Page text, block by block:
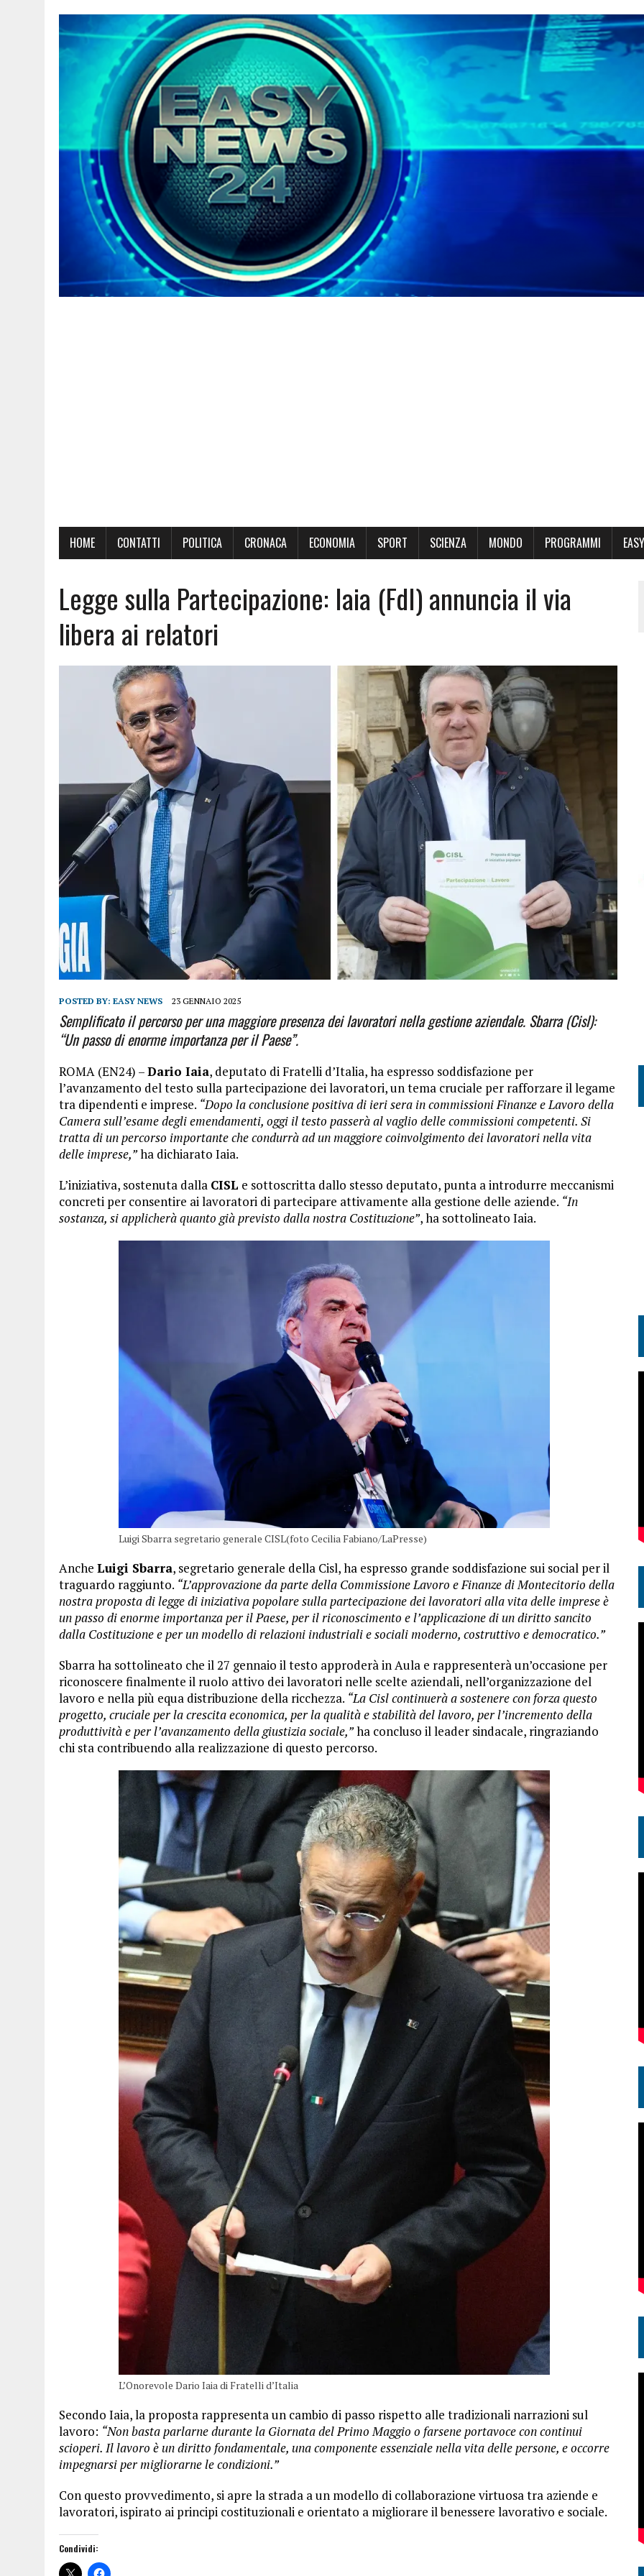
HOME CONTATTI POLITICA CRONACA ECONOMIA SPORT SCIENZA MONDO PROGRAMMI
Legge sulla Partecipazione: Iaia (FdI) annuncia il via
libera ai relatori
POSTED BY: EASY NEWS 23 GENNAIO 2025
Semplificato il percorso per una maggiore presenza dei lavoratori nella gestione aziendale. Sbarra (Cisl):
“Un passo di enorme importanza per il Paese”.
ROMA (EN24) –Dario Iaia, deputato di Fratelli d’Italia, ha espresso soddisfazione per
l’avanzamento del testo sulla partecipazione dei lavoratori, un tema cruciale per rafforzare il legame
tra dipendenti e imprese. “Dopo la conclusione positiva di ieri sera in commissioni Finanze e Lavoro della
Camera sull’esame degli emendamenti, oggi il testo passerà al vaglio delle commissioni competenti. Si
tratta di un percorso importante che condurrà ad un maggiore coinvolgimento dei lavoratori nella vita
delle imprese,”ha dichiarato Iaia.
L’iniziativa, sostenuta dalla CISL e sottoscritta dallo stesso deputato, punta a introdurre meccanismi
concreti per consentire ai lavoratori di partecipare attivamente alla gestione delle aziende. “In
sostanza, si applicherà quanto già previsto dalla nostra Costituzione”, ha sottolineato Iaia.
Luigi Sbarra segretario generale CISL(foto Cecilia Fabiano/LaPresse)
Anche Luigi Sbarra, segretario generale della Cisl, ha espresso grande soddisfazione sui social per il
traguardo raggiunto. “L’approvazione da parte della Commissione Lavoro e Finanze di Montecitorio della
nostra proposta di legge di iniziativa popolare sulla partecipazione dei lavoratori alla vita delle imprese è
un passo di enorme importanza per il Paese, per il riconoscimento e l’applicazione di un diritto sancito
dalla Costituzione e per un modello di relazioni industriali e sociali moderno, costruttivo e democratico.”
Sbarra ha sottolineato che il 27 gennaio il testo approderà in Aula e rappresenterà un’occasione per
riconoscere finalmente il ruolo attivo dei lavoratori nelle scelte aziendali, nell’organizzazione del
lavoro e nella più equa distribuzione della ricchezza. “La Cisl continuerà a sostenere con forza questo
progetto, cruciale per la crescita economica, per la qualità e stabilità del lavoro, per l’incremento della
produttività e per l’avanzamento della giustizia sociale,”ha concluso il leader sindacale, ringraziando
chi sta contribuendo alla realizzazione di questo percorso.
L’Onorevole Dario Iaia di Fratelli d’Italia
Secondo Iaia, la proposta rappresenta un cambio di passo rispetto alle tradizionali narrazioni sul
lavoro: “Non basta parlarne durante la Giornata del Primo Maggio o farsene portavoce con continui
scioperi. Il lavoro è un diritto fondamentale, una componente essenziale nella vita delle persone, e occorre
impegnarsi per migliorarne le condizioni.”
Con questo provvedimento, si apre la strada a un modello di collaborazione virtuosa tra aziende e
lavoratori, ispirato ai principi costituzionali e orientato a migliorare il benessere lavorativo e sociale.
Condividi: